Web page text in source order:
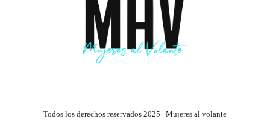
Todos los derechos reservados 2025 | Mujeres al volante